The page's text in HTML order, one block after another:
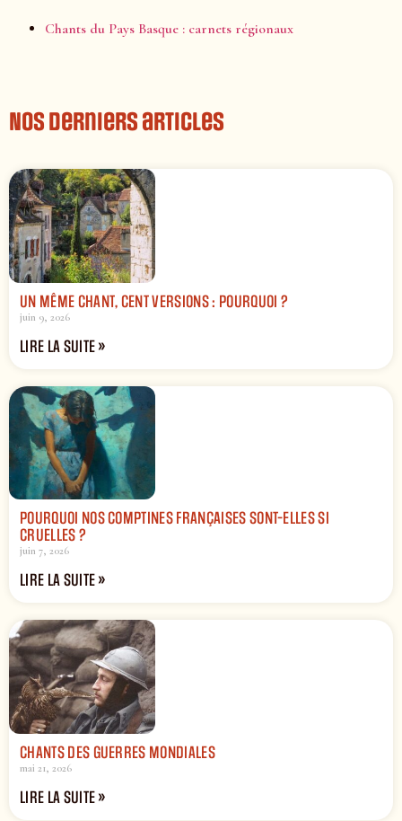
Chants du Pays Basque : carnets régionaux
Nos derniers articles
UN MÊME CHANT, CENT VERSIONS : POURQUOI ?
juin 9, 2026
LIRE LA SUITE »
POURQUOI NOS COMPTINES FRANÇAISES SONT-ELLES SI
CRUELLES ?
juin 7, 2026
LIRE LA SUITE »
CHANTS DES GUERRES MONDIALES
mai 21, 2026
LIRE LA SUITE »